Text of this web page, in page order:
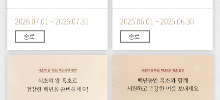
2026.07.01 ~ 2026.07.31
종료
2025.06.01 ~ 2025.06.30
종료